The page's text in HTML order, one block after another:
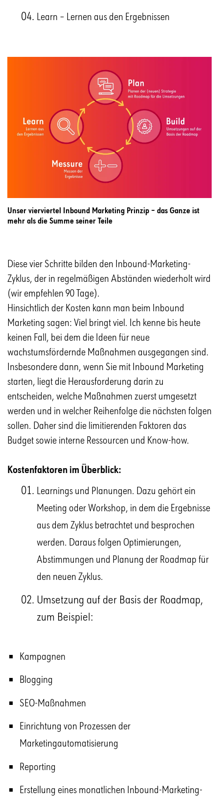
Learn – Lernen aus den Ergebnissen
Unser vierviertel Inbound Marketing Prinzip – das Ganze ist
mehr als die Summe seiner Teile
Diese vier Schritte bilden den Inbound-Marketing-
Zyklus, der in regelmäßigen Abständen wiederholt wird
(wir empfehlen 90 Tage).
Hinsichtlich der Kosten kann man beim Inbound
Marketing sagen: Viel bringt viel. Ich kenne bis heute
keinen Fall, bei dem die Ideen für neue
wachstumsfördernde Maßnahmen ausgegangen sind.
Insbesondere dann, wenn Sie mit Inbound Marketing
starten, liegt die Herausforderung darin zu
entscheiden, welche Maßnahmen zuerst umgesetzt
werden und in welcher Reihenfolge die nächsten folgen
sollen. Daher sind die limitierenden Faktoren das
Budget sowie interne Ressourcen und Know-how.
Kostenfaktoren im Überblick:
Learnings und Planungen. Dazu gehört ein
Meeting oder Workshop, in dem die Ergebnisse
aus dem Zyklus betrachtet und besprochen
werden. Daraus folgen Optimierungen,
Abstimmungen und Planung der Roadmap für
den neuen Zyklus.
Umsetzung auf der Basis der Roadmap,
zum Beispiel:
Kampagnen
Blogging
SEO-Maßnahmen
Einrichtung von Prozessen der
Marketingautomatisierung
Reporting
Erstellung eines monatlichen Inbound-Marketing-